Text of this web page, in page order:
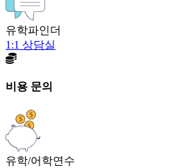
유학파인더
1:1 상담실
비용 문의
유학/어학연수